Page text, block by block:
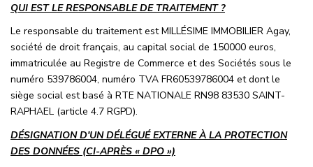
QUI EST LE RESPONSABLE DE TRAITEMENT ?
Le responsable du traitement est MILLÉSIME IMMOBILIER Agay,
société de droit français, au capital social de 150000 euros,
immatriculée au Registre de Commerce et des Sociétés sous le
numéro 539786004, numéro TVA FR60539786004 et dont le
siège social est basé à RTE NATIONALE RN98 83530 SAINT-
RAPHAEL (article 4.7 RGPD).
DÉSIGNATION D'UN DÉLÉGUÉ EXTERNE À LA PROTECTION
DES DONNÉES (CI-APRÈS « DPO »)